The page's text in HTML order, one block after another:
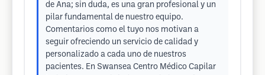
de Ana; sin duda, es una gran profesional y un
pilar fundamental de nuestro equipo.
Comentarios como el tuyo nos motivan a
seguir ofreciendo un servicio de calidad y
personalizado a cada uno de nuestros
pacientes. En Swansea Centro Médico Capilar